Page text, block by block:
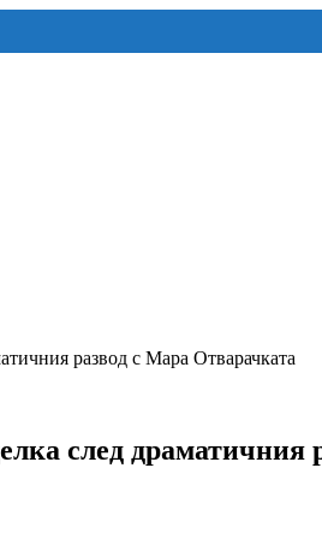
развод с Мара Отварачката
след драматичния